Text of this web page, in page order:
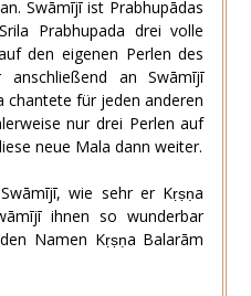
Swāmījī ist Prabhupādas
Prabhupada drei volle
den eigenen Perlen des
an Swāmījī
chantete für jeden anderen
nur drei Perlen auf
neue Mala dann weiter.
wie sehr er Kṛṣṇa
ihnen so wunderbar
Namen Kṛṣṇa Balarām